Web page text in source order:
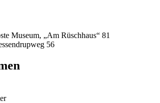
Museum, „Am Rüschhaus“ 81
56